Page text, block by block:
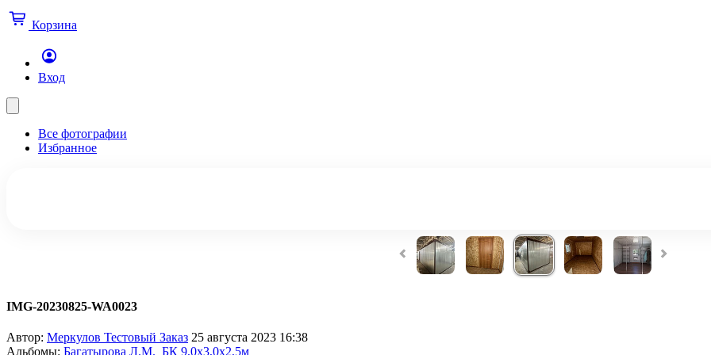
Корзина
Вход
Все фотографии
Избранное
IMG-20230825-WA0023
Автор: Меркулов Тестовый Заказ 25 августа 2023 16:38
Альбомы: Багатырова Л.М._БК 9,0х3,0х2,5м